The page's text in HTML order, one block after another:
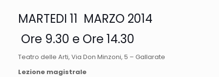
MARTEDI 11 MARZO 2014
Ore 9.30 e Ore 14.30
Teatro delle Arti, Via Don Minzoni, 5 – Gallarate
Lezione magistrale